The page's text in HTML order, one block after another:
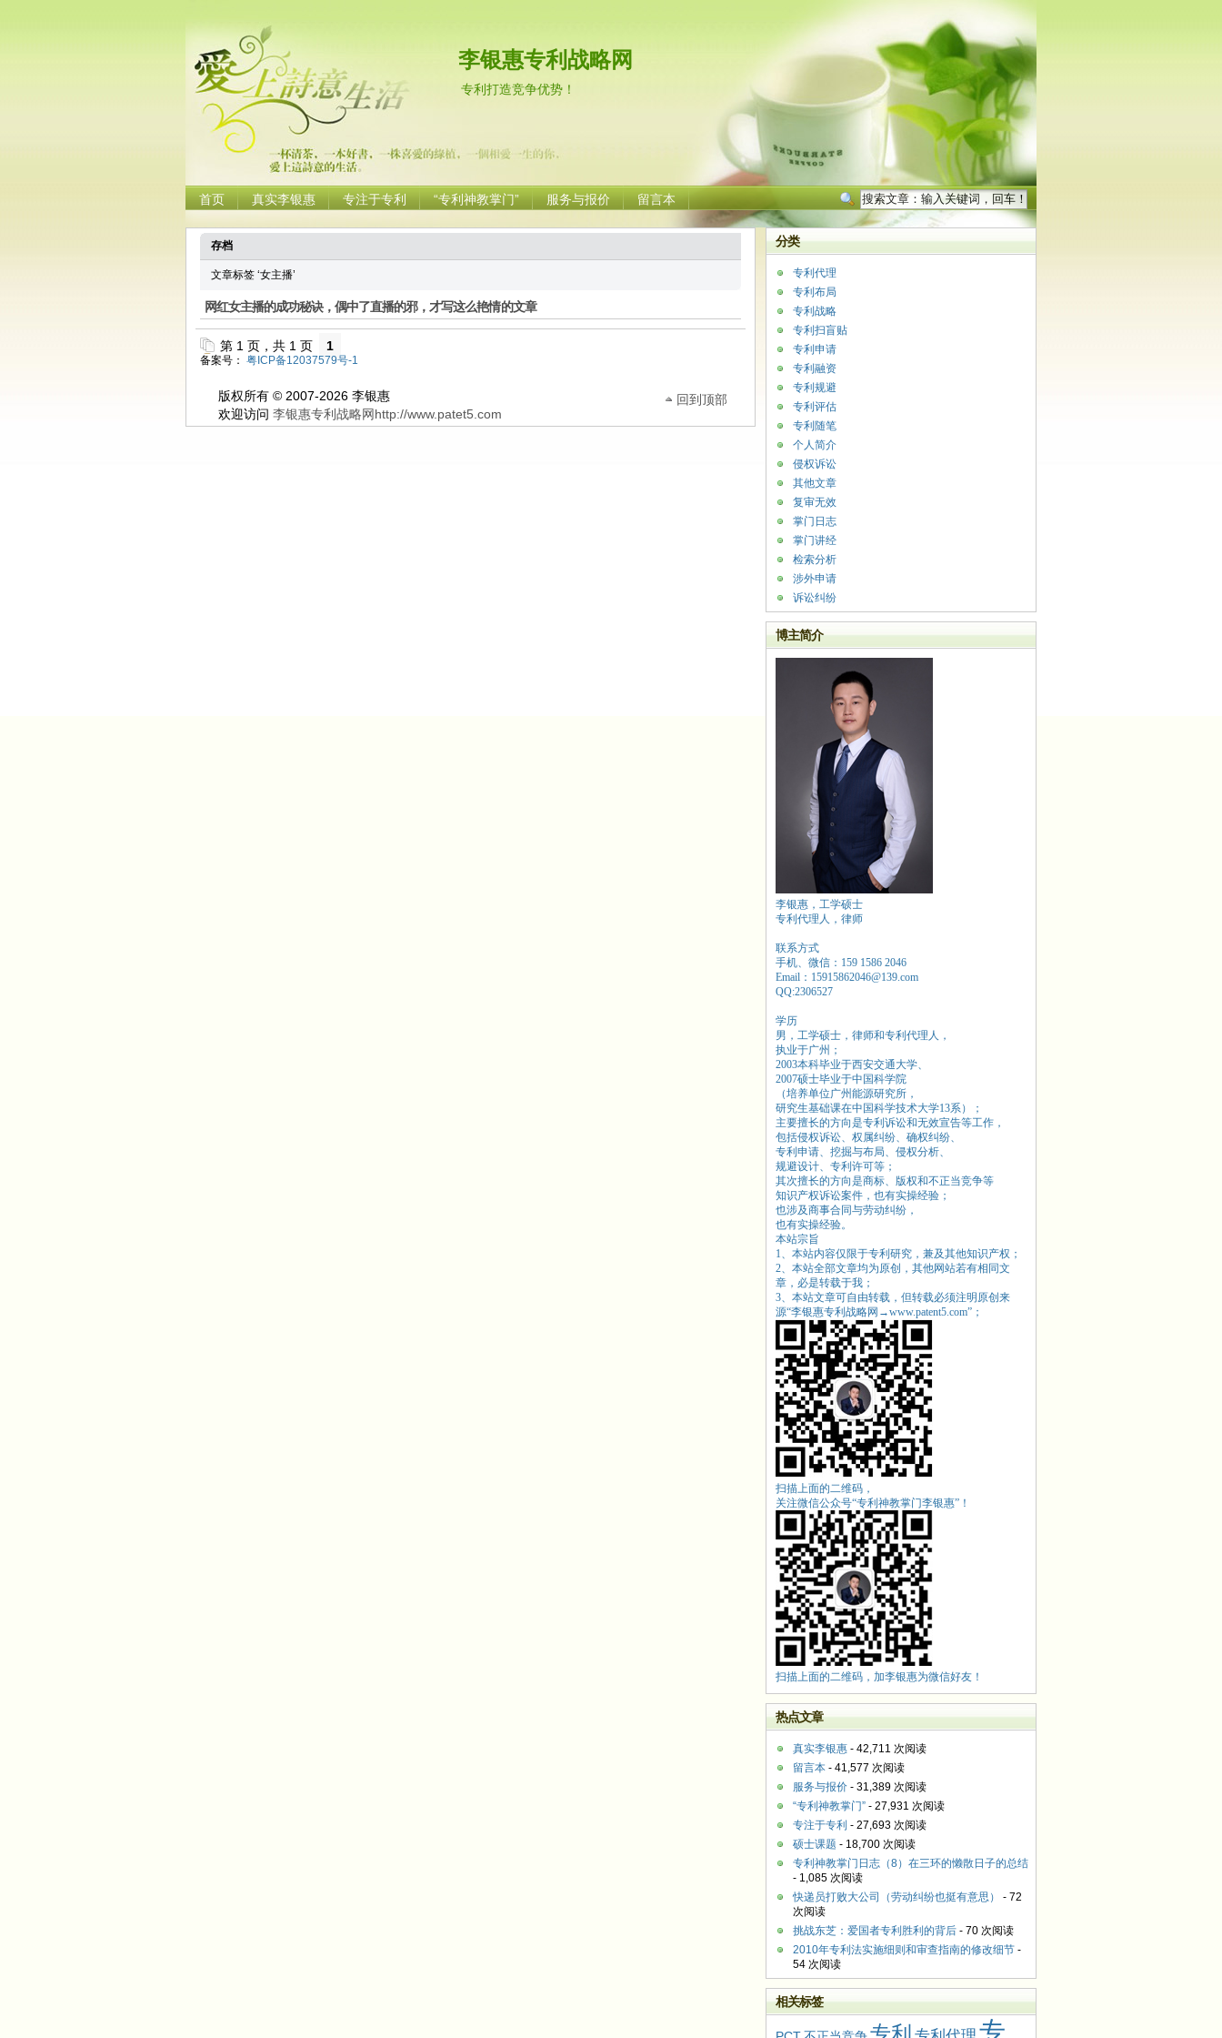
李银惠专利战略网
专利打造竞争优势！
首页 真实李银惠 专注于专利 “专利神教掌门” 服务与报价 留言本
存档
文章标签 ‘女主播’
网红女主播的成功秘诀，偶中了直播的邪，才写这么艳情的文章
第 1 页，共 1 页 1
备案号： 粤ICP备12037579号-1
回到顶部
版权所有 © 2007-2026 李银惠
欢迎访问 李银惠专利战略网http://www.patet5.com
分类
专利代理
专利布局
专利战略
专利扫盲贴
专利申请
专利融资
专利规避
专利评估
专利随笔
个人简介
侵权诉讼
其他文章
复审无效
掌门日志
掌门讲经
检索分析
涉外申请
诉讼纠纷
博主简介
李银惠，工学硕士
专利代理人，律师
联系方式
手机、微信：159 1586 2046
Email：15915862046@139.com
QQ:2306527
学历
男，工学硕士，律师和专利代理人，
执业于广州；
2003本科毕业于西安交通大学、
2007硕士毕业于中国科学院
（培养单位广州能源研究所，
研究生基础课在中国科学技术大学13系）；
主要擅长的方向是专利诉讼和无效宣告等工作，
包括侵权诉讼、权属纠纷、确权纠纷、
专利申请、挖掘与布局、侵权分析、
规避设计、专利许可等；
其次擅长的方向是商标、版权和不正当竞争等
知识产权诉讼案件，也有实操经验；
也涉及商事合同与劳动纠纷，
也有实操经验。
本站宗旨
1、本站内容仅限于专利研究，兼及其他知识产权；
2、本站全部文章均为原创，其他网站若有相同文
章，必是转载于我；
3、本站文章可自由转载，但转载必须注明原创来
源“李银惠专利战略网→www.patent5.com”；
扫描上面的二维码，
关注微信公众号“专利神教掌门李银惠”！
扫描上面的二维码，加李银惠为微信好友！
热点文章
真实李银惠 - 42,711 次阅读
留言本 - 41,577 次阅读
服务与报价 - 31,389 次阅读
“专利神教掌门” - 27,931 次阅读
专注于专利 - 27,693 次阅读
硕士课题 - 18,700 次阅读
专利神教掌门日志（8）在三环的懒散日子的总结
- 1,085 次阅读
快递员打败大公司（劳动纠纷也挺有意思）
- 72
次阅读
挑战东芝：爱国者专利胜利的背后 - 70 次阅读
2010年专利法实施细则和审查指南的修改细节 -
54 次阅读
相关标签
专